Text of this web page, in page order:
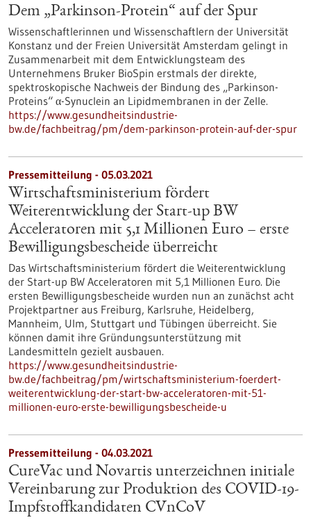
Dem „Parkinson-Protein“ auf der Spur
Wissenschaftlerinnen und Wissenschaftlern der Universität
Konstanz und der Freien Universität Amsterdam gelingt in
Zusammenarbeit mit dem Entwicklungsteam des
Unternehmens Bruker BioSpin erstmals der direkte,
spektroskopische Nachweis der Bindung des „Parkinson-
Proteins“ α-Synuclein an Lipidmembranen in der Zelle.
https://www.gesundheitsindustrie-
bw.de/fachbeitrag/pm/dem-parkinson-protein-auf-der-spur
Pressemitteilung - 05.03.2021
Wirtschaftsministerium fördert
Weiterentwicklung der Start-up BW
Acceleratoren mit 5,1 Millionen Euro – erste
Bewilligungsbescheide überreicht
Das Wirtschaftsministerium fördert die Weiterentwicklung
der Start-up BW Acceleratoren mit 5,1 Millionen Euro. Die
ersten Bewilligungsbescheide wurden nun an zunächst acht
Projektpartner aus Freiburg, Karlsruhe, Heidelberg,
Mannheim, Ulm, Stuttgart und Tübingen überreicht. Sie
können damit ihre Gründungsunterstützung mit
Landesmitteln gezielt ausbauen.
https://www.gesundheitsindustrie-
bw.de/fachbeitrag/pm/wirtschaftsministerium-foerdert-
weiterentwicklung-der-start-bw-acceleratoren-mit-51-
millionen-euro-erste-bewilligungsbescheide-u
Pressemitteilung - 04.03.2021
CureVac und Novartis unterzeichnen initiale
Vereinbarung zur Produktion des COVID-19-
Impfstoffkandidaten CVnCoV